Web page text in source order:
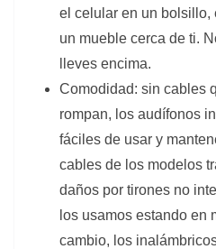
el celular en un bolsillo,
un mueble cerca de ti.
lleves encima.
Comodidad: sin cables
rompan, los audífonos
fáciles de usar y
cables de los modelos
daños por tirones no
los usamos estando en
cambio, los